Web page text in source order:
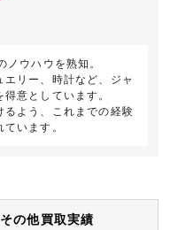
ウハウを熟知。
リー、時計など、ジャ
意としています。
るよう、これまでの経験
います。
の他買取実績